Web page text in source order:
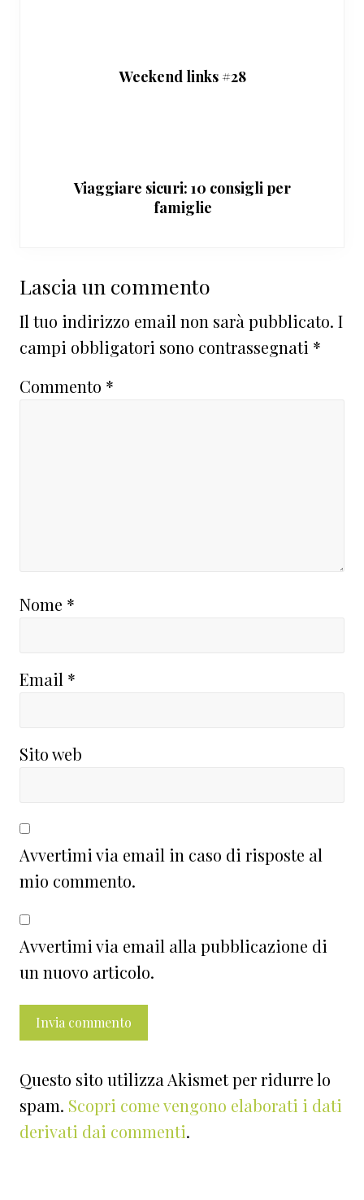
Weekend links #28
Viaggiare sicuri: 10 consigli per
famiglie
Interazioni
del
lettore
Lascia un commento
Il tuo indirizzo email non sarà pubblicato. I
campi obbligatori sono contrassegnati *
Commento *
Nome *
Email *
Sito web
Avvertimi via email in caso di risposte al
mio commento.
Avvertimi via email alla pubblicazione di
un nuovo articolo.
Questo sito utilizza Akismet per ridurre lo
spam. Scopri come vengono elaborati i dati
derivati dai commenti.